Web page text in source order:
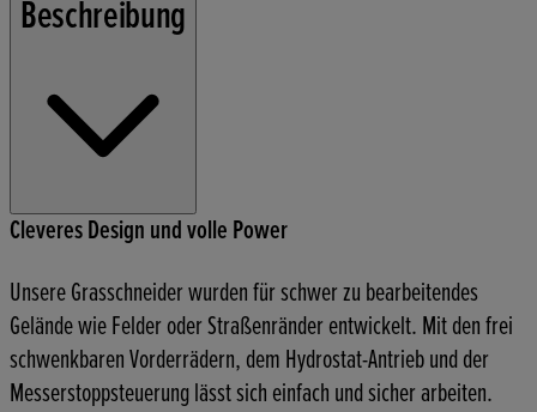
Beschreibung
Cleveres Design und volle Power
Unsere Grasschneider wurden für schwer zu bearbeitendes
Gelände wie Felder oder Straßenränder entwickelt. Mit den frei
schwenkbaren Vorderrädern, dem Hydrostat-Antrieb und der
Messerstoppsteuerung lässt sich einfach und sicher arbeiten.